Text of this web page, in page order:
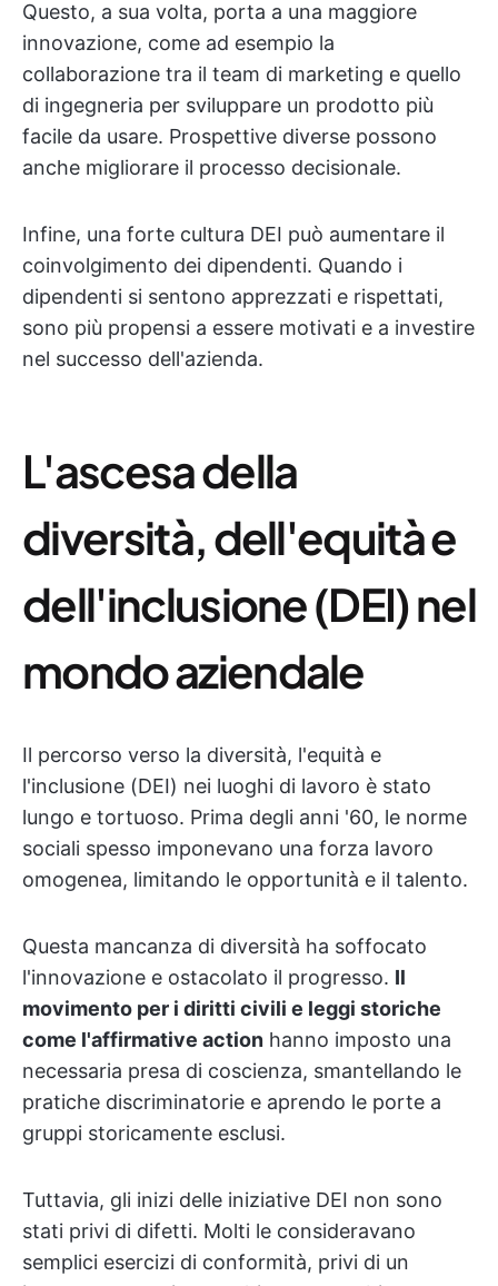
Questo, a sua volta, porta a una maggiore
innovazione, come ad esempio la
collaborazione tra il team di marketing e quello
di ingegneria per sviluppare un prodotto più
facile da usare. Prospettive diverse possono
anche migliorare il processo decisionale.
Infine, una forte cultura DEI può aumentare il
coinvolgimento dei dipendenti. Quando i
dipendenti si sentono apprezzati e rispettati,
sono più propensi a essere motivati e a investire
nel successo dell'azienda.
L'ascesa della
diversità, dell'equità e
dell'inclusione (DEI) nel
mondo aziendale
Il percorso verso la diversità, l'equità e
l'inclusione (DEI) nei luoghi di lavoro è stato
lungo e tortuoso. Prima degli anni '60, le norme
sociali spesso imponevano una forza lavoro
omogenea, limitando le opportunità e il talento.
Questa mancanza di diversità ha soffocato
l'innovazione e ostacolato il progresso. Il
movimento per i diritti civili e leggi storiche
come l'affirmative action hanno imposto una
necessaria presa di coscienza, smantellando le
pratiche discriminatorie e aprendo le porte a
gruppi storicamente esclusi.
Tuttavia, gli inizi delle iniziative DEI non sono
stati privi di difetti. Molti le consideravano
semplici esercizi di conformità, privi di un